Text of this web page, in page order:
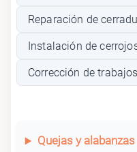
Reparación de
Instalación de
Corrección de
Quejas y alabanzas